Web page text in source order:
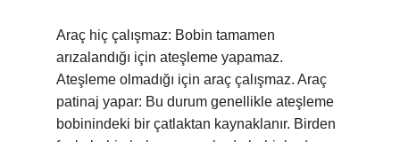
Araç hiç çalışmaz: Bobin tamamen
arızalandığı için ateşleme yapamaz.
Ateşleme olmadığı için araç çalışmaz. Araç
patinaj yapar: Bu durum genellikle ateşleme
bobinindeki bir çatlaktan kaynaklanır. Birden